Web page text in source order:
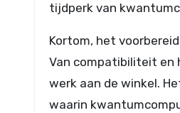
tijdperk van
Kortom, het
Van compatibiliteit en
werk aan de winkel.
waarin